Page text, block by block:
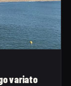
variato